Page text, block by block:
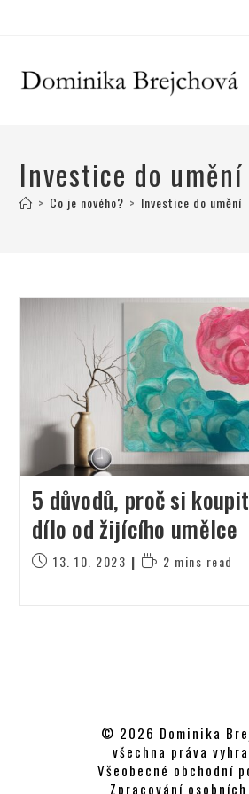
Investice do umění
> Co je nového? > Investice do umění
5 důvodů, proč si
dílo od žijícího umělce
13. 10. 2023 2 mins read
© 2026 Dominika
všechna práva
Všeobecné obchodní
Zpracování